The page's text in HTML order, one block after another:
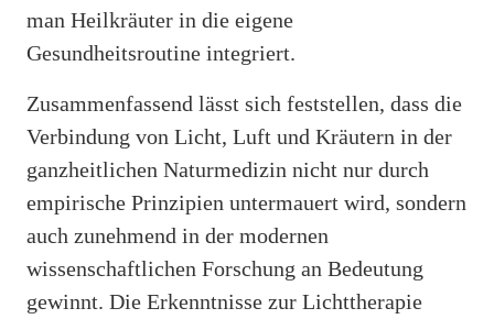
man Heilkräuter in die eigene
Gesundheitsroutine integriert.
Zusammenfassend lässt sich feststellen, dass die
Verbindung von Licht, Luft und Kräutern in der
ganzheitlichen Naturmedizin nicht nur durch
empirische Prinzipien untermauert wird, sondern
auch zunehmend in der modernen
wissenschaftlichen Forschung an Bedeutung
gewinnt. Die Erkenntnisse zur Lichttherapie